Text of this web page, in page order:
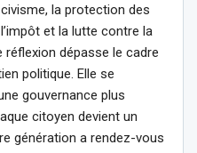
la protection des
et la lutte contre la
dépasse le cadre
politique. Elle se
gouvernance plus
citoyen devient un
génération a rendez-vous